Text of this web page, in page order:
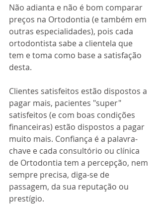
Não adianta e não é bom comparar
preços na Ortodontia (e também em
outras especialidades), pois cada
ortodontista sabe a clientela que
tem e toma como base a satisfação
desta.
Clientes satisfeitos estão dispostos a
pagar mais, pacientes "super"
satisfeitos (e com boas condições
financeiras) estão dispostos a pagar
muito mais. Confiança é a palavra-
chave e cada consultório ou clínica
de Ortodontia tem a percepção, nem
sempre precisa, diga-se de
passagem, da sua reputação ou
prestígio.